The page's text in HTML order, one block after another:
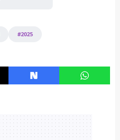
#2025